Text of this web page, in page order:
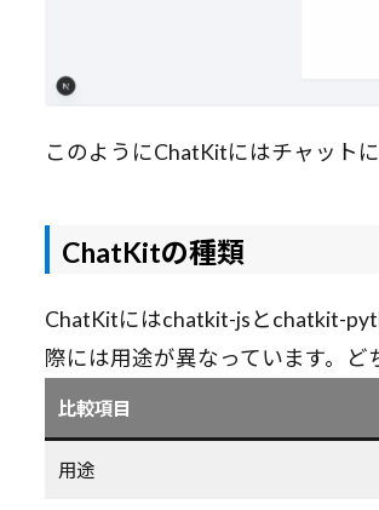
このようにChatKitにはチャット
ChatKitの種類
ChatKitにはchatkit-jsとchatkit-
際には用途が異なっています。ど
比較項目
用途